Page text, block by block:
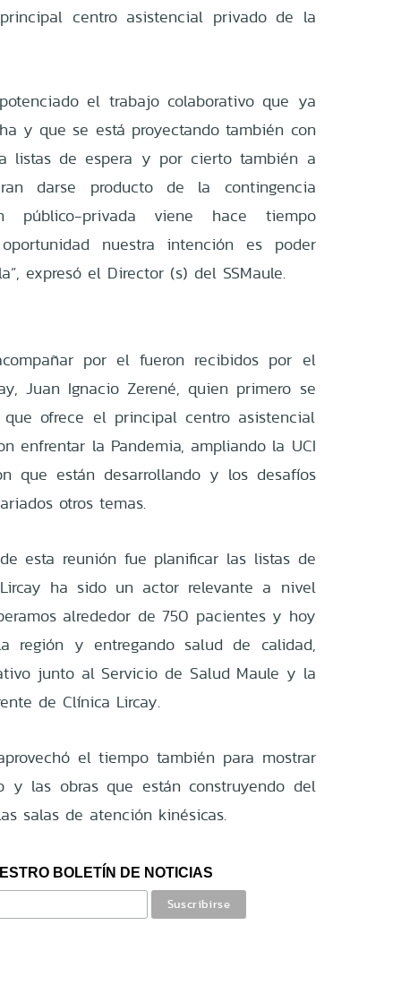
centro asistencial privado de la
el trabajo colaborativo que ya
y que se está proyectando también con
listas de espera y por cierto también a
darse producto de la contingencia
público-privada viene hace tiempo
nuestra intención es poder
expresó el Director (s) del SSMaule.
por el fueron recibidos por el
Juan Ignacio Zerené, quien primero se
ofrece el principal centro asistencial
enfrentar la Pandemia, ampliando la UCI
que están desarrollando y los desafíos
otros temas.
esta reunión fue planificar las listas de
Lircay ha sido un actor relevante a nivel
alrededor de 750 pacientes y hoy
región y entregando salud de calidad,
junto al Servicio de Salud Maule y la
de Clínica Lircay.
el tiempo también para mostrar
y las obras que están construyendo del
salas de atención kinésicas.
BOLETÍN DE NOTICIAS